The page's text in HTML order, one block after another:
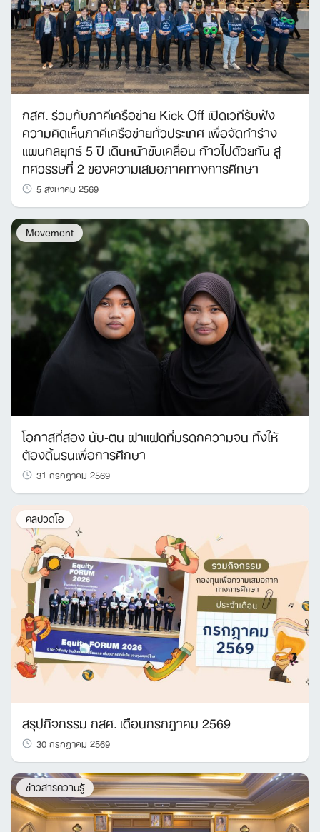
กสศ. ร่วมกับภาคีเครือข่าย Kick Off เปิดเวทีรับฟัง
ความคิดเห็นภาคีเครือข่ายทั่วประเทศ เพื่อจัดทำร่าง
แผนกลยุทธ์ 5 ปี เดินหน้าขับเคลื่อน ก้าวไปด้วยกัน สู่
ทศวรรษที่ 2 ของความเสมอภาคทางการศึกษา
5 สิงหาคม 2569
Movement
โอกาสที่สอง นับ-ตน ฝาแฝดที่มรดกความจน ทิ้งให้
ต้องดิ้นรนเพื่อการศึกษา
31 กรกฎาคม 2569
คลิปวิดีโอ
สรุปกิจกรรม กสศ. เดือนกรกฎาคม 2569
30 กรกฎาคม 2569
ข่าวสารความรู้